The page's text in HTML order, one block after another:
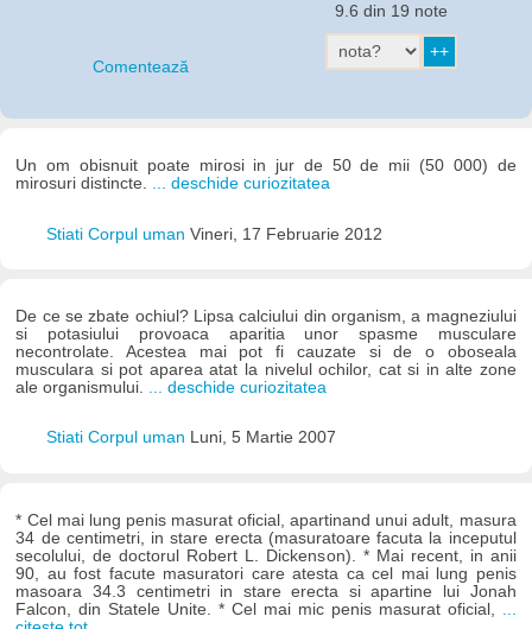
Comentează
9.6 din 19 note
Un om obisnuit poate mirosi in jur de 50 de mii (50 000) de
mirosuri distincte. ... deschide curiozitatea
Stiati Corpul uman Vineri, 17 Februarie 2012
De ce se zbate ochiul? Lipsa calciului din organism, a magneziului
si potasiului provoaca aparitia unor spasme musculare
necontrolate. Acestea mai pot fi cauzate si de o oboseala
musculara si pot aparea atat la nivelul ochilor, cat si in alte zone
ale organismului. ... deschide curiozitatea
Stiati Corpul uman Luni, 5 Martie 2007
* Cel mai lung penis masurat oficial, apartinand unui adult, masura
34 de centimetri, in stare erecta (masuratoare facuta la inceputul
secolului, de doctorul Robert L. Dickenson). * Mai recent, in anii
90, au fost facute masuratori care atesta ca cel mai lung penis
masoara 34.3 centimetri in stare erecta si apartine lui Jonah
Falcon, din Statele Unite. * Cel mai mic penis masurat oficial,